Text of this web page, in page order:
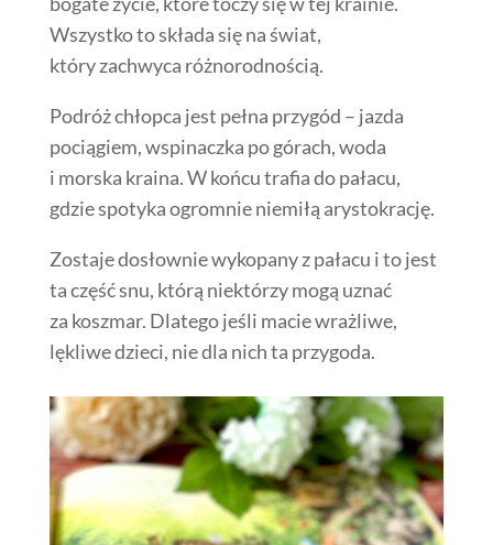
Wszystko to składa się na świat,
który zachwyca różnorodnością.
Podróż chłopca jest pełna przygód – jazda
pociągiem, wspinaczka po górach, woda
i morska kraina. W końcu trafia do pałacu,
gdzie spotyka ogromnie niemiłą arystokrację.
Zostaje dosłownie wykopany z pałacu i to jest
ta część snu, którą niektórzy mogą uznać
za koszmar. Dlatego jeśli macie wrażliwe,
lękliwe dzieci, nie dla nich ta przygoda.